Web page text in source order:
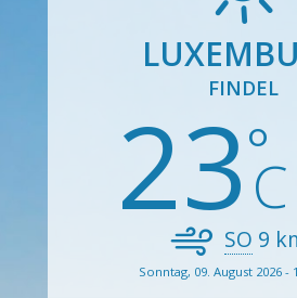
FINDEL
23SO 9
Sonntag, 09. August 2026 -